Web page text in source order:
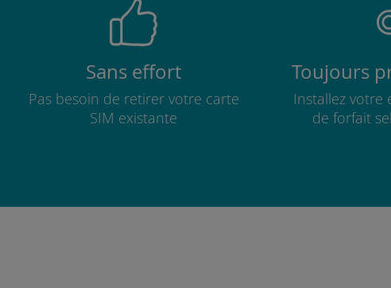
Sans effort
Pas besoin de retirer votre carte
SIM existante
Toujours
Installez votre
de forfait